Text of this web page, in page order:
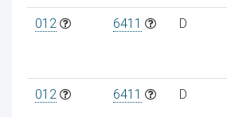
012 6411 D
012 6411 D